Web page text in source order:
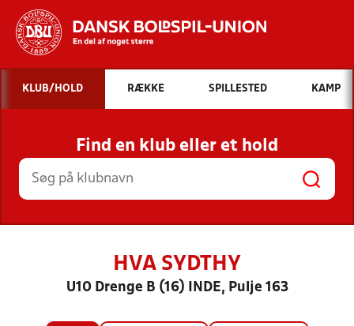
Hvad vil du søge efter?
INDHOLD OG NYHEDER
STILLINGER, RESULTATER, KLUBBER OG
HOLD
KLUB/HOLD RÆKKE SPILLESTED KAMP
Find en klub eller et hold
HVA SYDTHY
U10 Drenge B (16) INDE, Pulje 163